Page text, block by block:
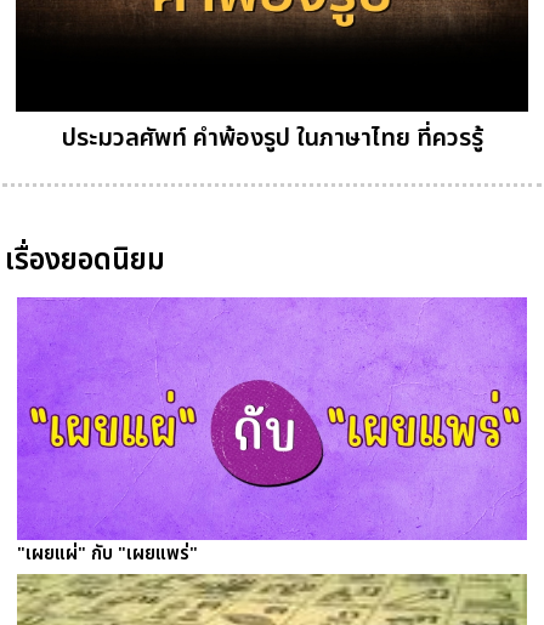
ประมวลศัพท์ คำพ้องรูป ในภาษาไทย ที่ควรรู้
เรื่องยอดนิยม
"เผยแผ่" กับ "เผยแพร่"